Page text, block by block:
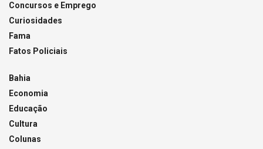
Concursos e Emprego
Curiosidades
Fama
Fatos Policiais
Bahia
Economia
Educação
Cultura
Colunas